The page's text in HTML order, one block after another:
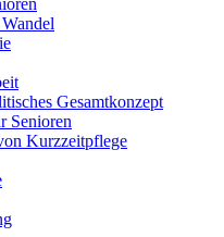
Gesamtkonzept
Senioren
Kurzzeitpflege